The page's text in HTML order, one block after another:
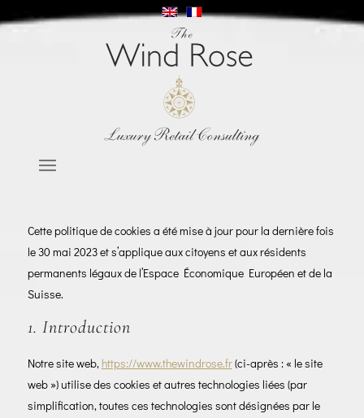
Cette politique de cookies a été mise à jour pour la dernière fois
le 30 mai 2023 et s’applique aux citoyens et aux résidents
permanents légaux de l’Espace Économique Européen et de la
Suisse.
1. Introduction
Notre site web, https://www.thewindrose.fr(ci-après : « le site
web ») utilise des cookies et autres technologies liées (par
simplification, toutes ces technologies sont désignées par le